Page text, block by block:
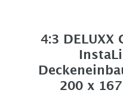
4:3 DELUXX
200 x